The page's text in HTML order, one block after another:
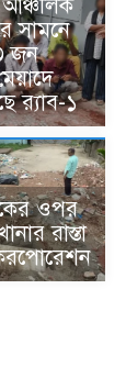
আঞ্চলিক
সামনে
জন
র‌্যাব-১
ওপর
রাস্তা